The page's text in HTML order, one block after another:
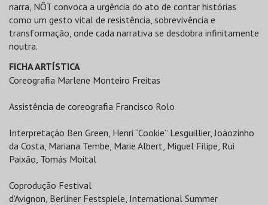
narra, NÔT convoca a urgência do ato de contar histórias
como um gesto vital de resistência, sobrevivência e
transformação, onde cada narrativa se desdobra infinitamente
noutra.
FICHA ARTÍSTICA
Coreografia Marlene Monteiro Freitas
Assistência de coreografia Francisco Rolo
Interpretação Ben Green, Henri “Cookie” Lesguillier, Joãozinho
da Costa, Mariana Tembe, Marie Albert, Miguel Filipe, Rui
Paixão, Tomás Moital
Coprodução Festival
d’Avignon, Berliner Festspiele, International Summer